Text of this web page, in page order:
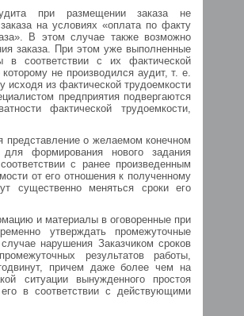
при размещении заказа не
на условиях «оплата по факту
В этом случае также возможно
заказа. При этом уже выполненные
в соответствии с их фактической
не производился аудит, т. е.
исходя из фактической трудоемкости
предприятия подвергаются
фактической трудоемкости,
представление о желаемом конечном
формирования нового задания
с ранее произведенным
от его отношения к полученному
существенно меняться сроки его
и материалы в оговоренные при
утверждать промежуточные
нарушения Заказчиком сроков
результатов работы,
причем даже более чем на
ситуации вынужденного простоя
в соответствии с действующими